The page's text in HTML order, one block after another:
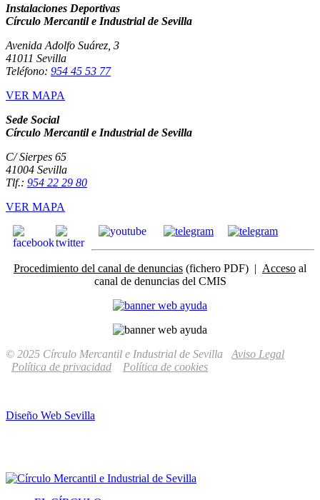
Instalaciones Deportivas
Círculo Mercantil e Industrial de Sevilla
Avenida Adolfo Suárez, 3
41011 Sevilla
Teléfono: 954 45 53 77
VER MAPA
Sede Social
Círculo Mercantil e Industrial de Sevilla
C/ Sierpes 65
41004 Sevilla
Tlf.: 954 22 29 80
VER MAPA
Procedimiento del canal de denuncias (fichero PDF) | Acceso al
canal de denuncias del CMIS
© 2025 Círculo Mercantil e Industrial de Sevilla Aviso Legal
Política de privacidad
Política de cookies
Diseño Web Sevilla